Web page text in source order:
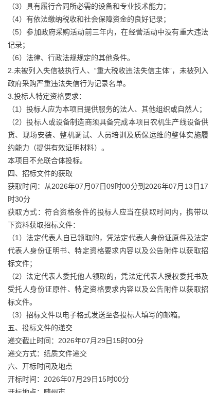
（3）具有履行合同所必需的设备和专业技术能力；
（4）有依法缴纳税收和社会保障资金的良好记录；
（5）参加政府采购活动前三年内，在经营活动中没有重大违法
记录；
（6）法律、行政法规规定的其他条件。
2.未被列入失信被执行人、“重大税收违法失信主体”，未被列入
政府采购严重违法失信行为记录名单。
3.投标人特定资格要求：
（1）投标人应为本项目提供服务的法人、其他组织或自然人；
（2）投标人或设备制造商须具备完成本项目农机生产线设备供
货、现场安装、整机调试、人员培训及质保运维的整体实施履
约能力（提供有效证明材料）。
本项目不允联合体投标。
四、招标文件的获取
获取时间：从2026年07月07日09时00分到2026年07月13日17
时30分
获取方式：符合资格条件的投标人应当在获取时间内，携带以
下资料获取招标文件：
（1）法定代表人自已领取的，凭法定代表人身份证原件及法定
代表人身份证明书、特定资格要求内容以及公告附件以获取招
标文件；
（2）法定代表人委托他人领取的，凭法定代表人授权委托书及
受托人身份证原件、特定资格要求内容以及公告附件以获取招
标文件。
（3）招标文件以电子格式发送至各投标人填写的邮箱。
五、投标文件的递交
递交截止时间：2026年07月29日15时00分
递交方式：纸质文件递交
六、开标时间及地点
开标时间：2026年07月29日15时00分